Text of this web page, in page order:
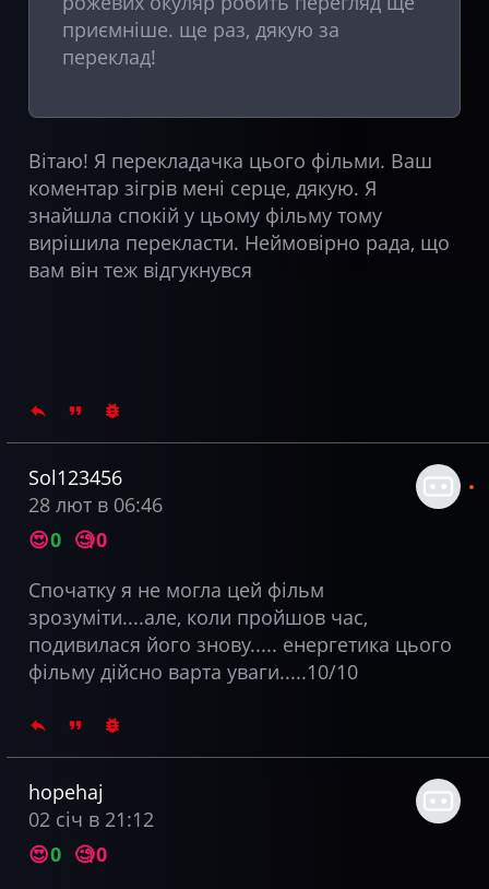
приємніше. ще раз, дякую за
переклад!
Вітаю! Я перекладачка цього фільми. Ваш
коментар зігрів мені серце, дякую. Я
знайшла спокій у цьому фільму тому
вирішила перекласти. Неймовірно рада, що
вам він теж відгукнувся
Sol123456
28 лют в 06:46
😍0 🧐0
Спочатку я не могла цей фільм
зрозуміти....але, коли пройшов час,
подивилася його знову..... енергетика цього
фільму дійсно варта уваги.....10/10
hopehaj
02 січ в 21:12
😍0 🧐0